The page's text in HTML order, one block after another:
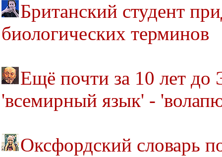
Британский студент
биологических терминов
Ещё почти за 10 лет до
'всемирный язык' -
Оксфордский словарь